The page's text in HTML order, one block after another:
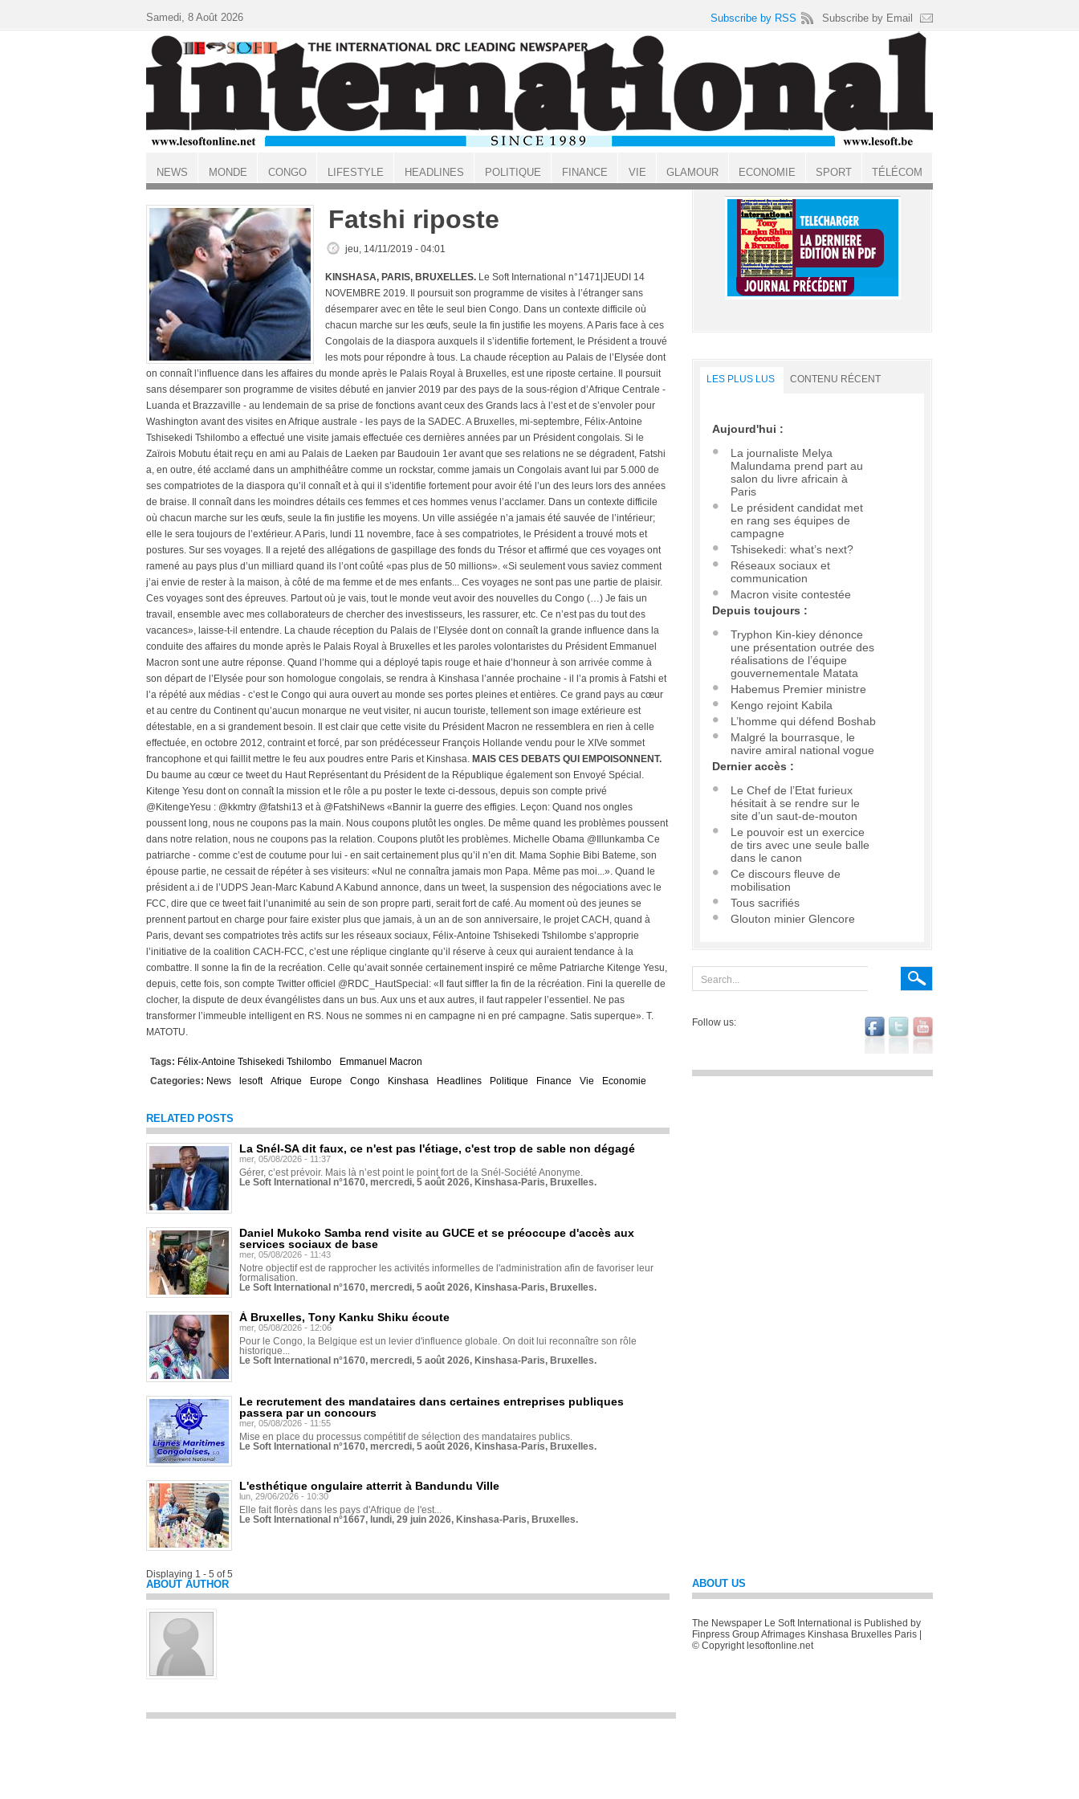
ACCUEIL
Fatshi riposte
jeu, 14/11/2019 - 04:01
KINSHASA, PARIS, BRUXELLES. Le Soft International n°1471|JEUDI 14
NOVEMBRE 2019. Il poursuit son programme de visites à l’étranger sans
désemparer avec en tête le seul bien Congo. Dans un contexte difficile où
chacun marche sur les œufs, seule la fin justifie les moyens. A Paris face à ces
Congolais de la diaspora auxquels il s’identifie fortement, le Président a trouvé
les mots pour répondre à tous. La chaude réception au Palais de l’Elysée dont
on connaît l’influence dans les affaires du monde après le Palais Royal à Bruxelles, est une riposte certaine. Il poursuit
sans désemparer son programme de visites débuté en janvier 2019 par des pays de la sous-région d’Afrique Centrale -
Luanda et Brazzaville - au lendemain de sa prise de fonctions avant ceux des Grands lacs à l’est et de s’envoler pour
Washington avant des visites en Afrique australe - les pays de la SADEC. A Bruxelles, mi-septembre, Félix-Antoine
Tshisekedi Tshilombo a effectué une visite jamais effectuée ces dernières années par un Président congolais. Si le
Zaïrois Mobutu était reçu en ami au Palais de Laeken par Baudouin 1er avant que ses relations ne se dégradent, Fatshi
a, en outre, été acclamé dans un amphithéâtre comme un rockstar, comme jamais un Congolais avant lui par 5.000 de
ses compatriotes de la diaspora qu’il connaît et à qui il s’identifie fortement pour avoir été l’un des leurs lors des années
de braise. Il connaît dans les moindres détails ces femmes et ces hommes venus l’acclamer. Dans un contexte difficile
où chacun marche sur les œufs, seule la fin justifie les moyens. Un ville assiégée n’a jamais été sauvée de l’intérieur;
elle le sera toujours de l’extérieur. A Paris, lundi 11 novembre, face à ses compatriotes, le Président a trouvé mots et
postures. Sur ses voyages. Il a rejeté des allégations de gaspillage des fonds du Trésor et affirmé que ces voyages ont
ramené au pays plus d’un milliard quand ils l’ont coûté «pas plus de 50 millions». «Si seulement vous saviez comment
j’ai envie de rester à la maison, à côté de ma femme et de mes enfants... Ces voyages ne sont pas une partie de plaisir.
Ces voyages sont des épreuves. Partout où je vais, tout le monde veut avoir des nouvelles du Congo (…) Je fais un
travail, ensemble avec mes collaborateurs de chercher des investisseurs, les rassurer, etc. Ce n’est pas du tout des
vacances», laisse-t-il entendre. La chaude réception du Palais de l’Elysée dont on connaît la grande influence dans la
conduite des affaires du monde après le Palais Royal à Bruxelles et les paroles volontaristes du Président Emmanuel
Macron sont une autre réponse. Quand l’homme qui a déployé tapis rouge et haie d’honneur à son arrivée comme à
son départ de l’Elysée pour son homologue congolais, se rendra à Kinshasa l’année prochaine - il l’a promis à Fatshi et
l’a répété aux médias - c’est le Congo qui aura ouvert au monde ses portes pleines et entières. Ce grand pays au cœur
et au centre du Continent qu’aucun monarque ne veut visiter, ni aucun touriste, tellement son image extérieure est
détestable, en a si grandement besoin. Il est clair que cette visite du Président Macron ne ressemblera en rien à celle
effectuée, en octobre 2012, contraint et forcé, par son prédécesseur François Hollande vendu pour le XIVe sommet
francophone et qui faillit mettre le feu aux poudres entre Paris et Kinshasa. MAIS CES DEBATS QUI EMPOISONNENT.
Du baume au cœur ce tweet du Haut Représentant du Président de la République également son Envoyé Spécial.
Kitenge Yesu dont on connaît la mission et le rôle a pu poster le texte ci-dessous, depuis son compte privé
@KitengeYesu : @kkmtry @fatshi13 et à @FatshiNews «Bannir la guerre des effigies. Leçon: Quand nos ongles
poussent long, nous ne coupons pas la main. Nous coupons plutôt les ongles. De même quand les problèmes poussent
dans notre relation, nous ne coupons pas la relation. Coupons plutôt les problèmes. Michelle Obama @Illunkamba Ce
patriarche - comme c’est de coutume pour lui - en sait certainement plus qu’il n’en dit. Mama Sophie Bibi Bateme, son
épouse partie, ne cessait de répéter à ses visiteurs: «Nul ne connaîtra jamais mon Papa. Même pas moi...». Quand le
président a.i de l’UDPS Jean-Marc Kabund A Kabund annonce, dans un tweet, la suspension des négociations avec le
FCC, dire que ce tweet fait l’unanimité au sein de son propre parti, serait fort de café. Au moment où des jeunes se
prennent partout en charge pour faire exister plus que jamais, à un an de son anniversaire, le projet CACH, quand à
Paris, devant ses compatriotes très actifs sur les réseaux sociaux, Félix-Antoine Tshisekedi Tshilombe s’approprie
l’initiative de la coalition CACH-FCC, c’est une réplique cinglante qu’il réserve à ceux qui auraient tendance à la
combattre. Il sonne la fin de la recréation. Celle qu’avait sonnée certainement inspiré ce même Patriarche Kitenge Yesu,
depuis, cette fois, son compte Twitter officiel @RDC_HautSpecial: «Il faut siffler la fin de la récréation. Fini la querelle de
clocher, la dispute de deux évangélistes dans un bus. Aux uns et aux autres, il faut rappeler l’essentiel. Ne pas
transformer l’immeuble intelligent en RS. Nous ne sommes ni en campagne ni en pré campagne. Satis superque». T.
MATOTU.
Tags: Félix-Antoine Tshisekedi Tshilombo
Emmanuel Macron
Categories: News lesoft Afrique Europe Congo Kinshasa Headlines Politique Finance Vie Economie
RELATED POSTS
La Snél-SA dit faux, ce n'est pas l'étiage, c'est trop de sable non dégagé
mer, 05/08/2026 - 11:37
Gérer, c’est prévoir. Mais là n’est point le point fort de la Snél-Société Anonyme.
Le Soft International n°1670, mercredi, 5 août 2026, Kinshasa-Paris, Bruxelles.
Daniel Mukoko Samba rend visite au GUCE et se préoccupe d'accès aux
services sociaux de base
mer, 05/08/2026 - 11:43
Notre objectif est de rapprocher les activités informelles de l'administration afin de favoriser leur
formalisation.
Le Soft International n°1670, mercredi, 5 août 2026, Kinshasa-Paris, Bruxelles.
À Bruxelles, Tony Kanku Shiku écoute
mer, 05/08/2026 - 12:06
Pour le Congo, la Belgique est un levier d'influence globale. On doit lui reconnaître son rôle
historique...
Le Soft International n°1670, mercredi, 5 août 2026, Kinshasa-Paris, Bruxelles.
Le recrutement des mandataires dans certaines entreprises publiques
passera par un concours
mer, 05/08/2026 - 11:55
Mise en place du processus compétitif de sélection des mandataires publics.
Le Soft International n°1670, mercredi, 5 août 2026, Kinshasa-Paris, Bruxelles.
L'esthétique ongulaire atterrit à Bandundu Ville
lun, 29/06/2026 - 10:30
Elle fait florès dans les pays d'Afrique de l'est...
Le Soft International n°1667, lundi, 29 juin 2026, Kinshasa-Paris, Bruxelles.
Displaying 1 - 5 of 5
ABOUT AUTHOR
LES PLUS LUS CONTENU RÉCENT
Aujourd'hui :
La journaliste Melya
Malundama prend part au
salon du livre africain à
Paris
Le président candidat met
en rang ses équipes de
campagne
Tshisekedi: what’s next?
Réseaux sociaux et
communication
Macron visite contestée
Depuis toujours :
Tryphon Kin-kiey dénonce
une présentation outrée des
réalisations de l’équipe
gouvernementale Matata
Habemus Premier ministre
Kengo rejoint Kabila
L’homme qui défend Boshab
Malgré la bourrasque, le
navire amiral national vogue
Dernier accès :
Le Chef de l’Etat furieux
hésitait à se rendre sur le
site d’un saut-de-mouton
Le pouvoir est un exercice
de tirs avec une seule balle
dans le canon
Ce discours fleuve de
mobilisation
Tous sacrifiés
Glouton minier Glencore
Follow us:
ABOUT US
The Newspaper Le Soft International is Published by
Finpress Group Afrimages Kinshasa Bruxelles Paris |
© Copyright lesoftonline.net
Samedi, 8 Août 2026 Subscribe by RSS Subscribe by Email
NEWS MONDE CONGO LIFESTYLE HEADLINES POLITIQUE FINANCE VIE GLAMOUR ECONOMIE SPORT TÉLÉCOM